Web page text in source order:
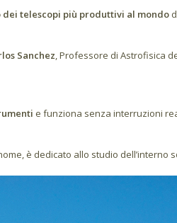
dei telescopi più produttivi al mondo
Sanchez, Professore di Astrofisica
e funziona senza interruzioni
è dedicato allo studio dell’interno